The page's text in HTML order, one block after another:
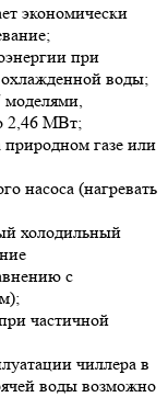
экономически
при
охлажденной воды;
моделями,
2,46 МВт;
природном газе или
насоса (нагревать
холодильный
с
частичной
чиллера в
воды возможно